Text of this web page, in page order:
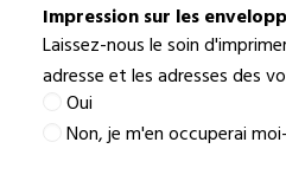
choix
Impression sur les
Laissez-nous le soin
adresse et les adresses des
Oui
Non, je m'en occuperai